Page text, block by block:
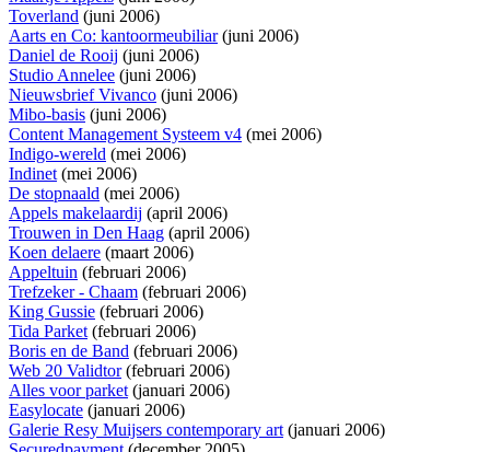
Toverland (juni 2006)
Aarts en Co: kantoormeubiliar(juni 2006)
Daniel de Rooij (juni 2006)
Studio Annelee (juni 2006)
Nieuwsbrief Vivanco (juni 2006)
Mibo-basis (juni 2006)
Content Management Systeem v4 (mei 2006)
Indigo-wereld (mei 2006)
Indinet(mei 2006)
De stopnaald (mei 2006)
Appels makelaardij (april 2006)
Trouwen in Den Haag (april 2006)
Koen delaere (maart 2006)
Appeltuin (februari 2006)
Trefzeker - Chaam (februari 2006)
King Gussie (februari 2006)
Tida Parket(februari 2006)
Boris en de Band (februari 2006)
Web 20 Validtor(februari 2006)
Alles voor parket(januari 2006)
Easylocate (januari 2006)
Galerie Resy Muijsers contemporary art(januari 2006)